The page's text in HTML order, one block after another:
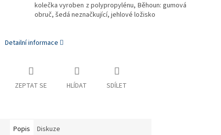
kolečka vyroben z polypropylénu, Běhoun: gumová
obruč, šedá neznačkující, jehlové ložisko
Detailní informace
ZEPTAT SE HLÍDAT SDÍLET
Popis Diskuze